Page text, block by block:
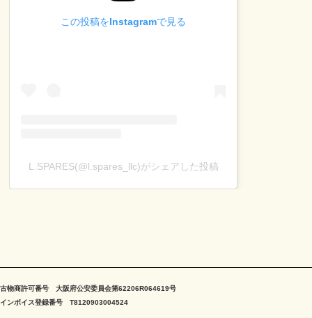
この投稿をInstagramで見る
L.SPARES(@l.spares_llc)がシェアした投稿
古物商許可番号 大阪府公安委員会第62206R064619号
インボイス登録番号 T8120903004524